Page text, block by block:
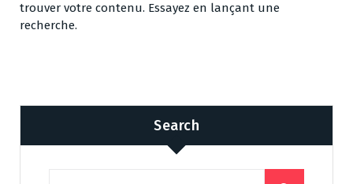
trouver votre contenu. Essayez en lançant une
recherche.
Search